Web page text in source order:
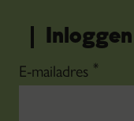
Inloggen
E-mailadres *